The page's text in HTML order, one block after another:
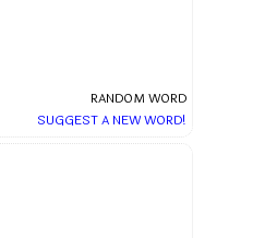
RANDOM WORD
SUGGEST A NEW WORD!